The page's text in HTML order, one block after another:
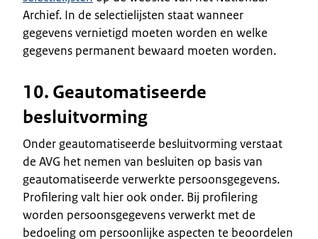
Archief. In de selectielijsten staat wanneer
gegevens vernietigd moeten worden en welke
gegevens permanent bewaard moeten worden.
10. Geautomatiseerde
besluitvorming
Onder geautomatiseerde besluitvorming verstaat
de AVG het nemen van besluiten op basis van
geautomatiseerde verwerkte persoonsgegevens.
Profilering valt hier ook onder. Bij profilering
worden persoonsgegevens verwerkt met de
bedoeling om persoonlijke aspecten te beoordelen